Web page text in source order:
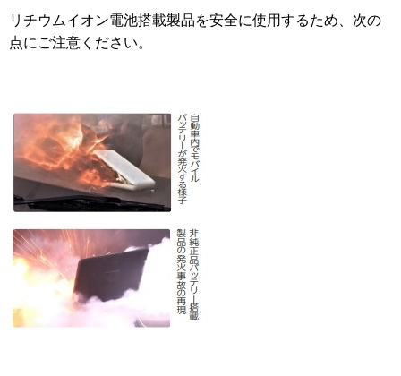
リチウムイオン電池搭載製品を安全に使用するため、次の
点にご注意ください。